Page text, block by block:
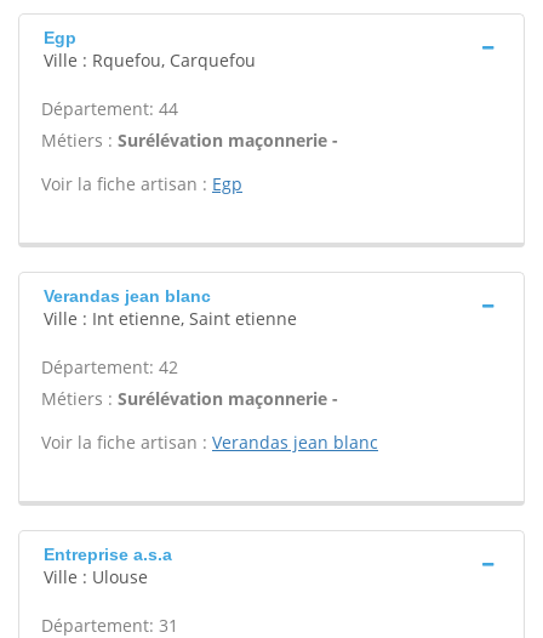
Egp
Ville : Rquefou, Carquefou
Département: 44
Métiers : Surélévation maçonnerie -
Voir la fiche artisan : Egp
Verandas jean blanc
Ville : Int etienne, Saint etienne
Département: 42
Métiers : Surélévation maçonnerie -
Voir la fiche artisan : Verandas jean blanc
Entreprise a.s.a
Ville : Ulouse
Département: 31